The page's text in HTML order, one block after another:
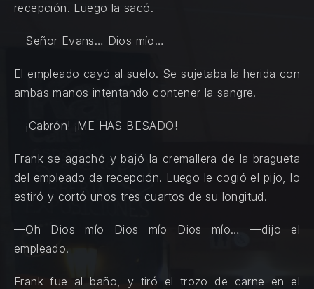
recepción. Luego la sacó.
—Señor Evans… Dios mío…
El empleado cayó al suelo. Se sujetaba la herida con
ambas manos intentando contener la sangre.
—¡Cabrón! ¡ME HAS BESADO!
Frank se agachó y bajó la cremallera de la bragueta
del empleado de recepción. Luego le cogió el pijo, lo
estiró y cortó unos tres cuartos de su longitud.
—Oh Dios mío Dios mío Dios mío… —dijo el
empleado.
Frank fue al baño, y tiró el trozo de carne en el